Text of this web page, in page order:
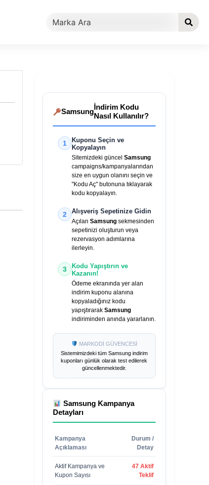
Samsung
İndirim Kodu
Nasıl Kullanılır?
1
Kuponu Seçin ve
Kopyalayın
Sitemizdeki güncel Samsung
campaigns/kampanyalarından
size en uygun olanını seçin ve
"Kodu Aç" butonuna tıklayarak
kodu kopyalayın.
2 Alışveriş Sepetinize Gidin
Açılan Samsungsekmesinden
sepetinizi oluşturun veya
rezervasyon adımlarına
ilerleyin.
3
Kodu Yapıştırın ve
Kazanın!
Ödeme ekranında yer alan
indirim kuponu alanına
kopyaladığınız kodu
yapıştırarak Samsung
indiriminden anında yararlanın.
MARKODİ GÜVENCESİ
Sistemimizdeki tüm Samsungindirim
kuponları günlük olarak test edilerek
güncellenmektedir.
SamsungKampanya
Detayları
Kampanya
Açıklaması
Durum /
Detay
Aktif Kampanya ve
Kupon Sayısı
47 Aktif
Teklif